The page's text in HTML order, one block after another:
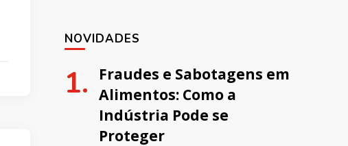
NOVIDADES
Fraudes e Sabotagens em
Alimentos: Como a
Indústria Pode se
Proteger